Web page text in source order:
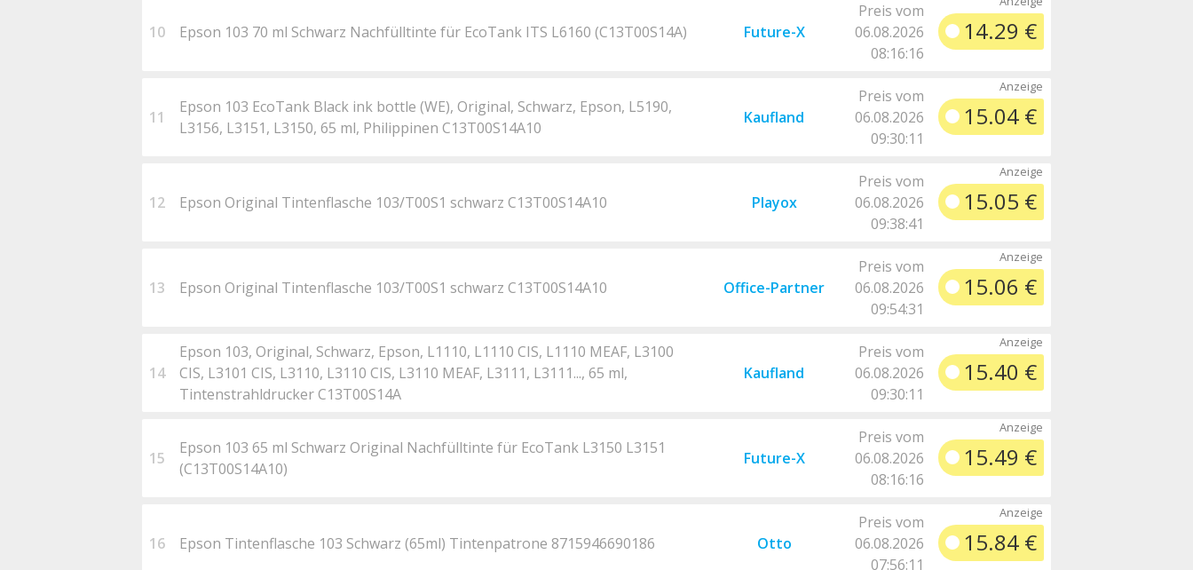
10 Epson 103 70 ml Schwarz Nachfülltinte für EcoTank ITS L6160 (C13T00S14A) Future-X
Preis vom
06.08.2026
08:16:16
14.29 €
11
Epson 103 EcoTank Black ink bottle (WE), Original, Schwarz, Epson, L5190,
L3156, L3151, L3150, 65 ml, Philippinen C13T00S14A10
Kaufland
Preis vom
06.08.2026
09:30:11
15.04 €
12 Epson Original Tintenflasche 103/T00S1 schwarz C13T00S14A10 Playox
Preis vom
06.08.2026
09:38:41
15.05 €
13 Epson Original Tintenflasche 103/T00S1 schwarz C13T00S14A10 Office-Partner
Preis vom
06.08.2026
09:54:31
15.06 €
14
Epson 103, Original, Schwarz, Epson, L1110, L1110 CIS, L1110 MEAF, L3100
CIS, L3101 CIS, L3110, L3110 CIS, L3110 MEAF, L3111, L3111..., 65 ml,
Tintenstrahldrucker C13T00S14A
Kaufland
Preis vom
06.08.2026
09:30:11
15.40 €
15
Epson 103 65 ml Schwarz Original Nachfülltinte für EcoTank L3150 L3151
(C13T00S14A10)
Future-X
Preis vom
06.08.2026
08:16:16
15.49 €
16 Epson Tintenflasche 103 Schwarz (65ml) Tintenpatrone 8715946690186 Otto
Preis vom
06.08.2026
07:56:11
15.84 €